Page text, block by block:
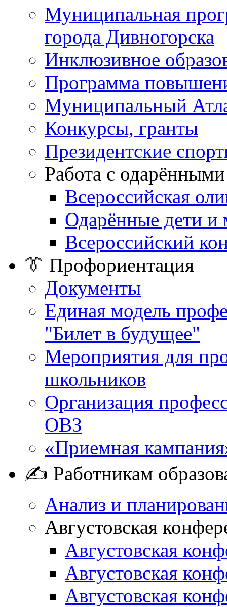
Муниципальная
города Дивногорска
Инклюзивное
Программа
Муниципальный
Конкурсы, гранты
Президентские
Работа с
Всероссийская
Одарённые дети и
Всероссийский
👔 Профориентация
Документы
Единая модель
"Билет в будущее"
Мероприятия для
школьников
Организация
ОВЗ
«Приемная
✍ Работникам
Анализ и
Августовская
Августовская
Августовская
Августовская